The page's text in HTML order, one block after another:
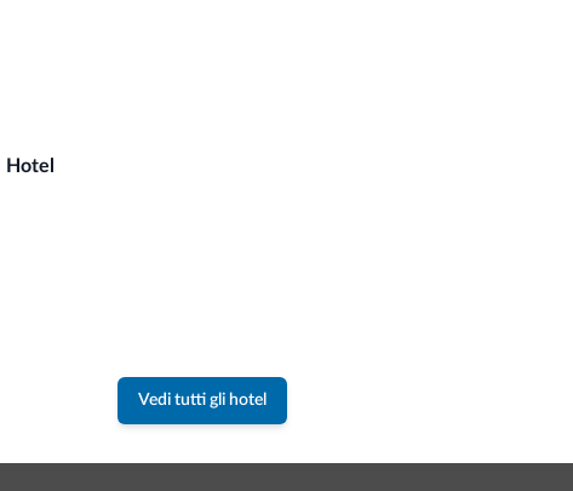
Vedi tutti gli hotel
Richieste
Riceverai informazioni, offerte esclusive e news